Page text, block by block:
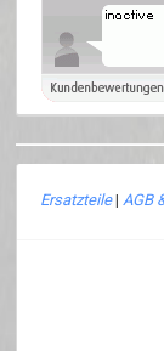
Ersatzteile| AGB